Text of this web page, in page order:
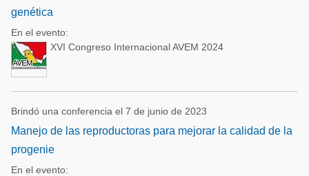
genética
En el evento:
XVI Congreso Internacional AVEM 2024
Brindó una conferencia el 7 de junio de 2023
Manejo de las reproductoras para mejorar la calidad de la
progenie
En el evento: